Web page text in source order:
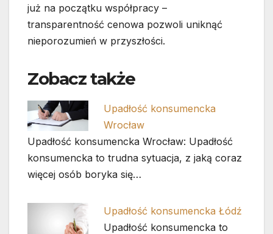
już na początku współpracy –
transparentność cenowa pozwoli uniknąć
nieporozumień w przyszłości.
Zobacz także
Upadłość konsumencka
Wrocław
Upadłość konsumencka Wrocław: Upadłość
konsumencka to trudna sytuacja, z jaką coraz
więcej osób boryka się…
Upadłość konsumencka Łódź
Upadłość konsumencka to